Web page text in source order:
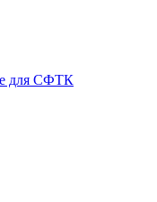
для СФТК